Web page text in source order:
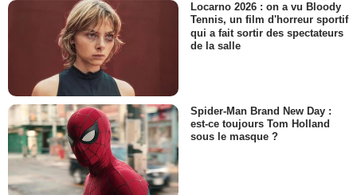
Locarno 2026 : on a vu Bloody
Tennis, un film d'horreur sportif
qui a fait sortir des spectateurs
de la salle
Spider-Man Brand New Day :
est-ce toujours Tom Holland
sous le masque ?